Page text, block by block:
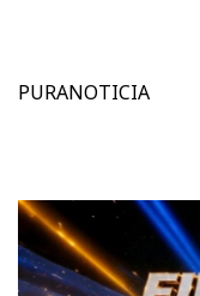
PURANOTICIA